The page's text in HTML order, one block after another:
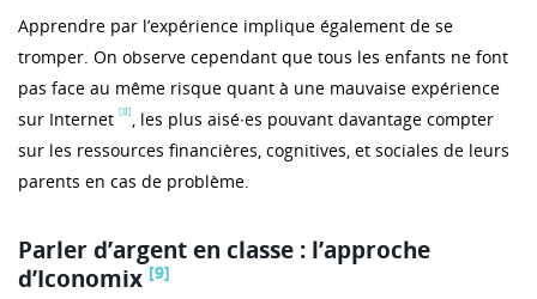
Apprendre par l’expérience implique également de se
tromper. On observe cependant que tous les enfants ne font
pas face au même risque quant à une mauvaise expérience
sur Internet [8] , les plus aisé∙es pouvant davantage compter
sur les ressources financières, cognitives, et sociales de leurs
parents en cas de problème.
Parler d’argent en classe : l’approche
d’Iconomix [9]